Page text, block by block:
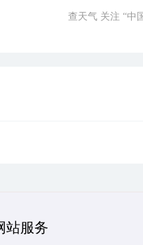
查天气 关注 “中
站服务